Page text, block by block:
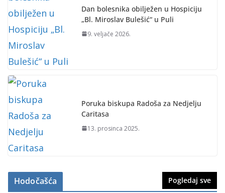
Dan bolesnika obilježen u Hospiciju
„Bl. Miroslav Bulešić“ u Puli
9. veljače 2026.
Poruka biskupa Radoša za Nedjelju
Caritasa
13. prosinca 2025.
Hodočašća Pogledaj sve